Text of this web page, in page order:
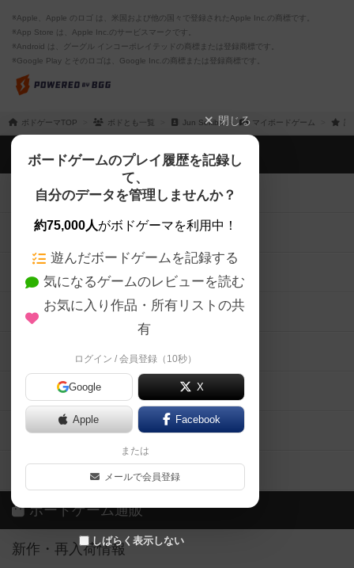
※Apple、Apple のロゴ は、米国および他の国々で登録されたApple Inc.の商標です。
※App Store は、Apple Inc.のサービスマークです。
※Android は、グーグル インコーポレイテッドの商標または登録商標です。
※Google Play とそのロゴは、Google Inc.の商標または登録商標です。
ボドゲーマTOP ボドとも一覧 Jun Sekiba マイボードゲーム 評
閉じる
ボードゲームのプレイ履歴を記録し
て、
自分のデータを管理しませんか？
約75,000人がボドゲーマを利用中！
遊んだボードゲームを記録する
気になるゲームのレビューを読む
お気に入り作品・所有リストの共
有
ログイン / 会員登録（10秒）
Google X
Apple Facebook
または
メールで会員登録
しばらく表示しない
ボドゲーマTOP
ボードゲームを検索する
ボードゲームの新着レビュー
ボードゲーム会情報
メカニクス特集
掲示板・トピックス
ボドとも・会員一覧
ボードゲーム業界コラム
ボドゲーマご利用案内
ボードゲーム通販
新作・再入荷情報